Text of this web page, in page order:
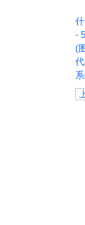
-
(